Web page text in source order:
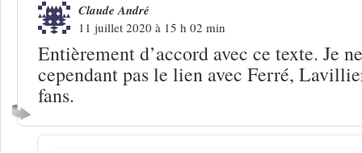
Claude André
11 juillet 2020 à 15 h 02 min
Entièrement d’accord avec ce texte. Je
cependant pas le lien avec Ferré,
fans.